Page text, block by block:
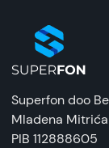
Superfon doo
Mladena Mitrića
PIB 112888605